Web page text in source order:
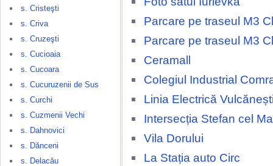
s. Cristeşti
s. Criva
s. Cruzeşti
s. Cucioaia
s. Cucoara
s. Cucuruzenii de Sus
s. Curchi
s. Cuzmenii Vechi
s. Dahnovici
s. Dănceni
s. Delacău
Parcare pe traseul M3
Parcare pe traseul M3
Ceramall
Colegiul Industrial
Linia Electrică
Intersecția Stefan cel
Vila Dorului
La Stația auto Circ